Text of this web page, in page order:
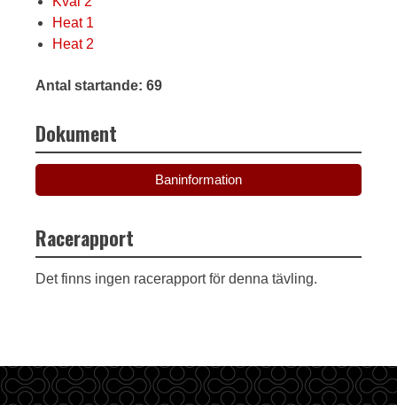
Heat 1
Heat 2
Antal startande: 69
Dokument
Baninformation
Racerapport
Det finns ingen racerapport för denna tävling.